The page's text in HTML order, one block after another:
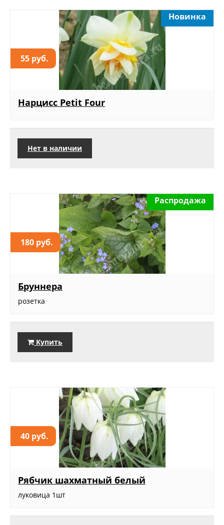
55 руб.
Новинка
Нарцисс Petit Four
Нет в наличии
180 руб.
Распродажа
Бруннера
розетка
Купить
40 руб.
Рябчик шахматный белый
луковица 1шт